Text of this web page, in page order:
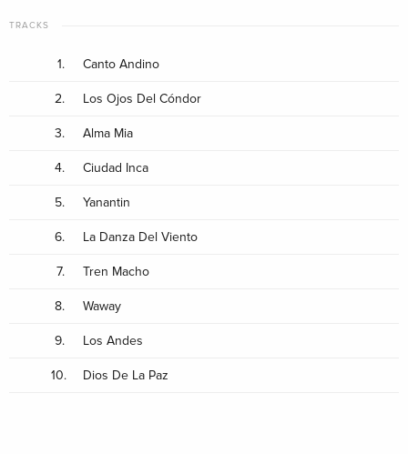
TRACKS
1. Canto Andino
2. Los Ojos Del Cóndor
3. Alma Mia
4. Ciudad Inca
5. Yanantin
6. La Danza Del Viento
7. Tren Macho
8. Waway
9. Los Andes
10. Dios De La Paz